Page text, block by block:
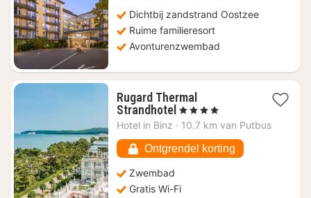
€
99
Dichtbij zandstrand Oostzee
Ruime familieresort
Avonturenzwembad
Rugard Thermal
Strandhotel 1
nacht
€
148,07
, 4 Sterren
Hotel in Binz · 10.7 km van Putbus
Ontgrendel korting
Zwembad
Gratis Wi-Fi